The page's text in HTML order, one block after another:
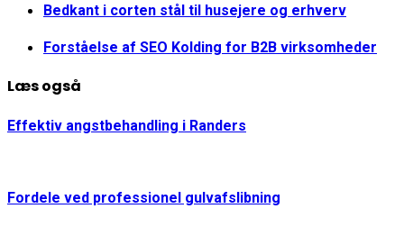
Bedkant i corten stål til husejere og erhverv
Forståelse af SEO Kolding for B2B virksomheder
Læs også
Effektiv angstbehandling i Randers
Fordele ved professionel gulvafslibning